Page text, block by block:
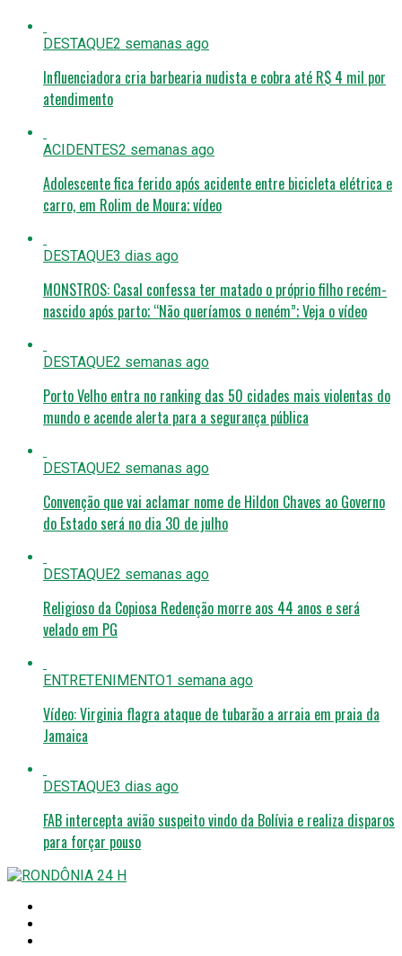
DESTAQUE2 semanas ago
Influenciadora cria barbearia nudista e cobra até R$ 4 mil por
atendimento
ACIDENTES2 semanas ago
Adolescente fica ferido após acidente entre bicicleta elétrica e
carro, em Rolim de Moura; vídeo
DESTAQUE3 dias ago
MONSTROS: Casal confessa ter matado o próprio filho recém-
nascido após parto; “Não queríamos o neném”; Veja o vídeo
DESTAQUE2 semanas ago
Porto Velho entra no ranking das 50 cidades mais violentas do
mundo e acende alerta para a segurança pública
DESTAQUE2 semanas ago
Convenção que vai aclamar nome de Hildon Chaves ao Governo
do Estado será no dia 30 de julho
DESTAQUE2 semanas ago
Religioso da Copiosa Redenção morre aos 44 anos e será
velado em PG
ENTRETENIMENTO1 semana ago
Vídeo: Virginia flagra ataque de tubarão a arraia em praia da
Jamaica
DESTAQUE3 dias ago
FAB intercepta avião suspeito vindo da Bolívia e realiza disparos
para forçar pouso